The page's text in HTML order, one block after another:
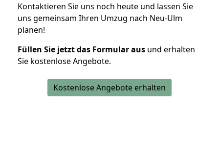
Kontaktieren Sie uns noch heute und lassen Sie
uns gemeinsam Ihren Umzug nach Neu-Ulm
planen!
Füllen Sie jetzt das Formular aus und erhalten
Sie kostenlose Angebote.
Kostenlose Angebote erhalten